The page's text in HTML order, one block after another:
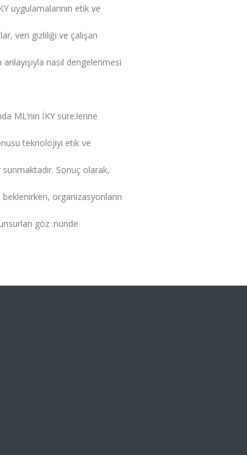
uygulamalarının etik ve
veri gizliliği ve çalışan
nasıl dengelenmesi
ML’nin İKY süre.lerine
teknolojiyi etik ve
Sonuç olarak,
organizasyonların
göz .nünde